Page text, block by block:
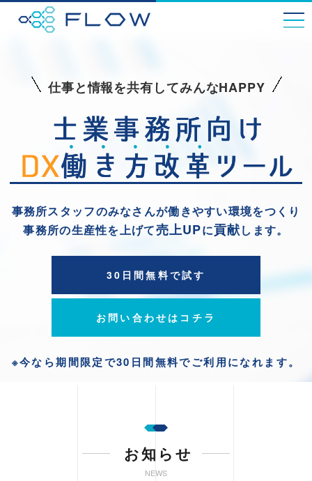
仕事と情報を共有してみんなHAPPY
事務所スタッフのみなさんが働きやすい環境をつくり
事務所の生産性を上げて売上UPに貢献します。
30日間無料で試す
お問い合わせはコチラ
※今なら期間限定で30日間無料でご利用になれます。
お知らせ
NEWS